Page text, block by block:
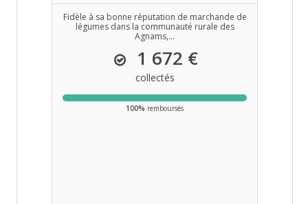
Fidèle à sa bonne réputation de marchande de
légumes dans la communauté rurale des
Agnams,...
1 672 €
collectés
100% remboursés